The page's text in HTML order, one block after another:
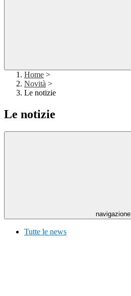
Home >
Novità >
Le notizie
Le notizie
navigazione
Tutte le news